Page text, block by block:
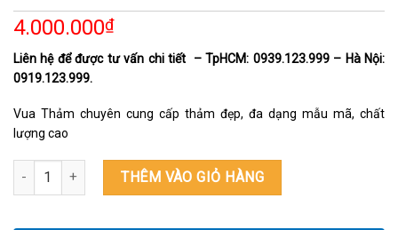
4.000.000₫
Liên hệ để được tư vấn chi tiết – TpHCM: 0939.123.999 – Hà Nội:
0919.123.999.
Vua Thảm chuyên cung cấp thảm đẹp, đa dạng mẫu mã, chất
lượng cao
THẢM SỢI NGẮN HỌA TIẾT BỈ OPUS_54215070 số lượng
THÊM VÀO GIỎ HÀNG